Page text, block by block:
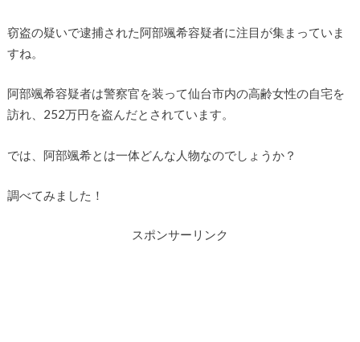
窃盗の疑いで逮捕された阿部颯希容疑者に注目が集まっていま
すね。
阿部颯希容疑者は警察官を装って仙台市内の高齢女性の自宅を
訪れ、252万円を盗んだとされています。
では、阿部颯希とは一体どんな人物なのでしょうか？
調べてみました！
スポンサーリンク